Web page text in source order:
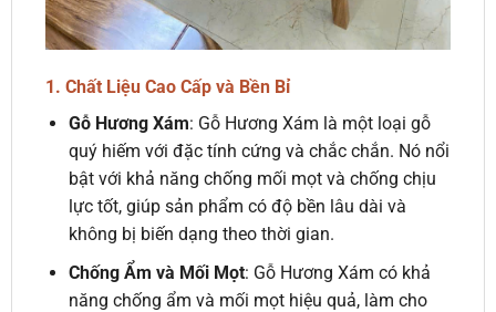
1. Chất Liệu Cao Cấp và Bền Bỉ
Gỗ Hương Xám: Gỗ Hương Xám là một loại gỗ
quý hiếm với đặc tính cứng và chắc chắn. Nó nổi
bật với khả năng chống mối mọt và chống chịu
lực tốt, giúp sản phẩm có độ bền lâu dài và
không bị biến dạng theo thời gian.
Chống Ẩm và Mối Mọt: Gỗ Hương Xám có khả
năng chống ẩm và mối mọt hiệu quả, làm cho